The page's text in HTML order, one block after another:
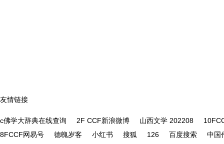
友情链接
c佛学大辞典在线查询 2F CCF新浪微博 山西文学 202208
8FCCF网易号
德魄岁客 小红书 搜狐 126 百度搜索
中国